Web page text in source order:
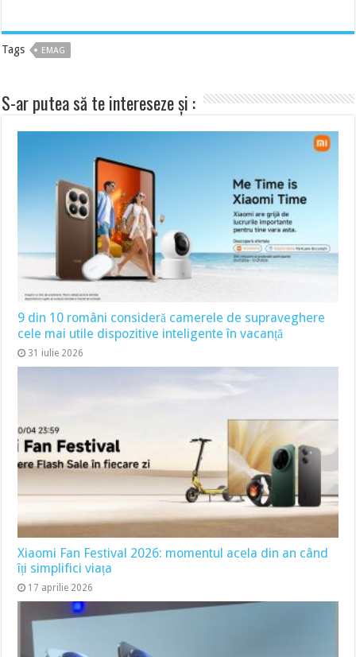
Tags EMAG
S-ar putea să te intereseze și :
9 din 10 români consideră camerele de supraveghere
cele mai utile dispozitive inteligente în vacanță
31 iulie 2026
Xiaomi Fan Festival 2026: momentul acela din an când
îți simplifici viața
17 aprilie 2026